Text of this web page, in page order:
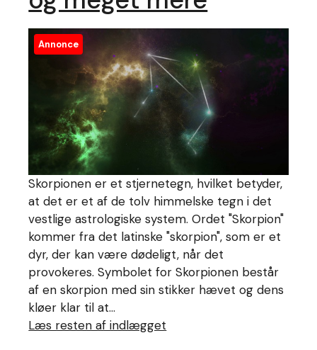
Annonce
Skorpionen er et stjernetegn, hvilket betyder,
at det er et af de tolv himmelske tegn i det
vestlige astrologiske system. Ordet "Skorpion"
kommer fra det latinske "skorpion", som er et
dyr, der kan være dødeligt, når det
provokeres. Symbolet for Skorpionen består
af en skorpion med sin stikker hævet og dens
kløer klar til at…
Læs resten af indlægget